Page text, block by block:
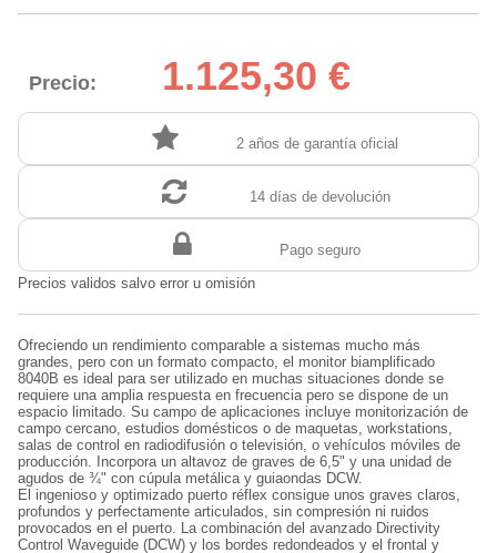
Precio: 1.125,30 €
2 años de garantía oficial
14 días de devolución
Pago seguro
Precios validos salvo error u omisión
Ofreciendo un rendimiento comparable a sistemas mucho más
grandes, pero con un formato compacto, el monitor biamplificado
8040B es ideal para ser utilizado en muchas situaciones donde se
requiere una amplia respuesta en frecuencia pero se dispone de un
espacio limitado. Su campo de aplicaciones incluye monitorización de
campo cercano, estudios domésticos o de maquetas, workstations,
salas de control en radiodifusión o televisión, o vehículos móviles de
producción. Incorpora un altavoz de graves de 6,5" y una unidad de
agudos de ¾" con cúpula metálica y guiaondas DCW.
El ingenioso y optimizado puerto réflex consigue unos graves claros,
profundos y perfectamente articulados, sin compresión ni ruidos
provocados en el puerto. La combinación del avanzado Directivity
Control Waveguide (DCW) y los bordes redondeados y el frontal y